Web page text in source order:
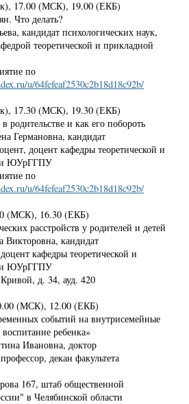
17.00 (МСК), 19.00 (ЕКБ)
Что делать?
кандидат психологических наук,
теоретической и прикладной
по
u/64fefeaf2530c2b18d18c92b/
17.30 (МСК), 19.30 (ЕКБ)
родительстве и как его побороть
Германовна, кандидат
доцент кафедры теоретической и
ЮУрГГПУ
по
u/64fefeaf2530c2b18d18c92b/
(МСК), 16.30 (ЕКБ)
расстройств у родителей и детей
кандидат
кафедры теоретической и
ЮУрГГПУ
д. 34, ауд. 420
(МСК), 12.00 (ЕКБ)
событий на внутрисемейные
ребенка»
Ивановна, доктор
декан факультета
167, штаб общественной
в Челябинской области